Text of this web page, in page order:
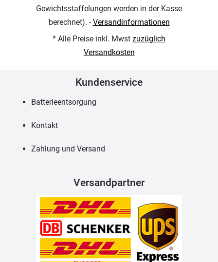
Gewichtsstaffelungen werden in der Kasse
berechnet). -Versandinformationen
* Alle Preise inkl. Mwst zuzüglich
Versandkosten
Kundenservice
Batterieentsorgung
Kontakt
Zahlung und Versand
Versandpartner